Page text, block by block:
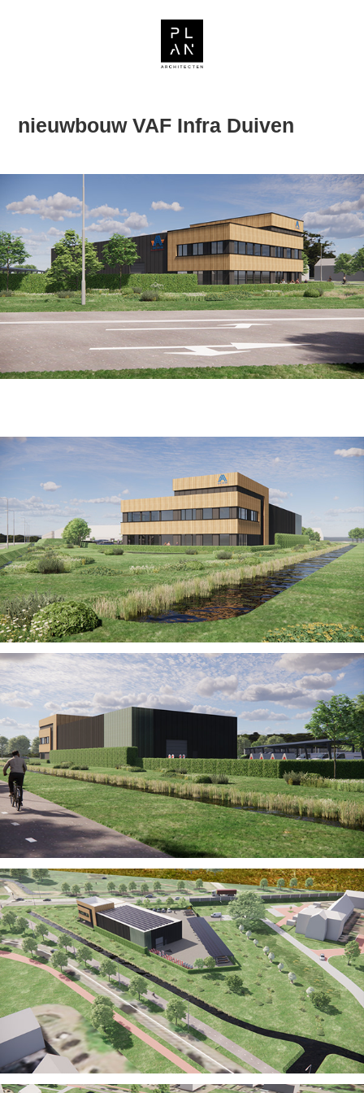
nieuwbouw VAF Infra Duiven